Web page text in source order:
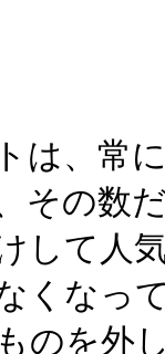
は、常
その数
して人
くなっ
のを外